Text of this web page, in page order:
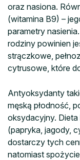
oraz nasiona.
(witamina B9) –
parametry
rodziny powinien
strączkowe,
cytrusowe, które
Antyoksydanty
męską płodność,
oksydacyjny.
(papryka, jagody,
dostarczy tych
natomiast